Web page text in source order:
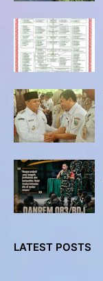
LATEST POSTS